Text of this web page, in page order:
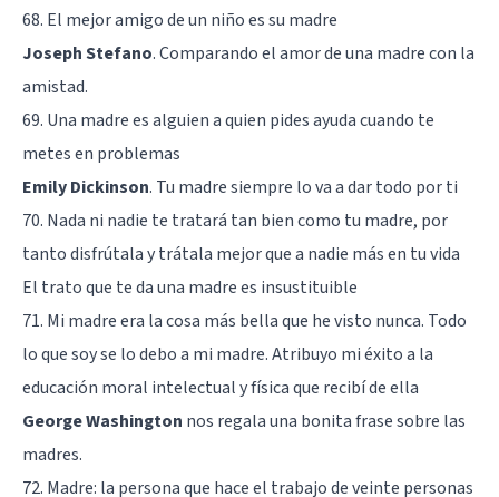
68. El mejor amigo de un niño es su madre
Joseph Stefano. Comparando el amor de una madre con la
amistad.
69. Una madre es alguien a quien pides ayuda cuando te
metes en problemas
Emily Dickinson. Tu madre siempre lo va a dar todo por ti
70. Nada ni nadie te tratará tan bien como tu madre, por
tanto disfrútala y trátala mejor que a nadie más en tu vida
El trato que te da una madre es insustituible
71. Mi madre era la cosa más bella que he visto nunca. Todo
lo que soy se lo debo a mi madre. Atribuyo mi éxito a la
educación moral intelectual y física que recibí de ella
George Washington nos regala una bonita frase sobre las
madres.
72. Madre: la persona que hace el trabajo de veinte personas